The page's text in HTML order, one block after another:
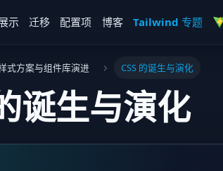
示 迁移 配置项 博客 Tailwind 专题
式方案与组件库演进 CSS 的诞生与演化
诞生与演化